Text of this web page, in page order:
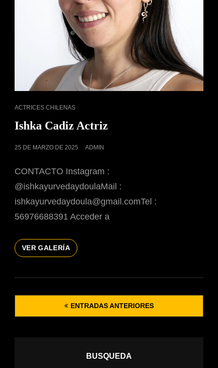
ENLACES
ACTRICES CHILENAS
Ishka Cadiz Actriz
PUBLICADO
25 DE MARZO DE 2025 ADMIN
CONTACTO Instagram :
@ishkayurvedaydoulaMail :
ishkayurvedaydoula@gmail.comTel :
56976688391 Acceder a
VER GALERÍAISHKA
CADIZ
ENTRADAS ANTERIORES
BUSQUEDA